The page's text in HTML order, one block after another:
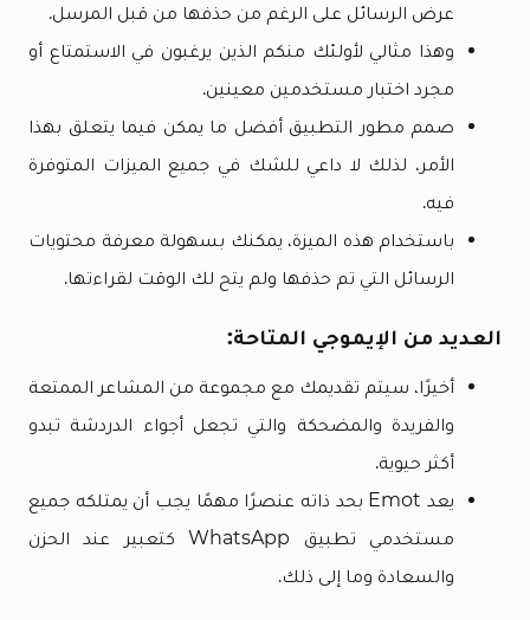
عرض الرسائل على الرغم من حذفها من قبل المرسل.
وهذا مثالي لأولئك منكم الذين يرغبون في الاستمتاع أو
مجرد اختبار مستخدمين معينين.
صمم مطور التطبيق أفضل ما يمكن فيما يتعلق بهذا
الأمر، لذلك لا داعي للشك في جميع الميزات المتوفرة
فيه.
باستخدام هذه الميزة، يمكنك بسهولة معرفة محتويات
الرسائل التي تم حذفها ولم يتح لك الوقت لقراءتها.
العديد من الإيموجي المتاحة:
أخيرًا، سيتم تقديمك مع مجموعة من المشاعر الممتعة
والفريدة والمضحكة والتي تجعل أجواء الدردشة تبدو
أكثر حيوية.
يعد Emot بحد ذاته عنصرًا مهمًا يجب أن يمتلكه جميع
مستخدمي تطبيق WhatsApp كتعبير عند الحزن
والسعادة وما إلى ذلك.